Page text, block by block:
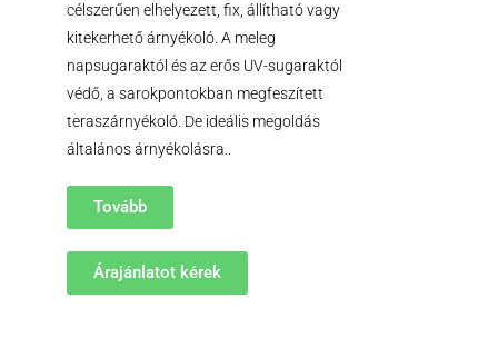
célszerűen elhelyezett, fix, állítható vagy
kitekerhető árnyékoló. A meleg
napsugaraktól és az erős UV-sugaraktól
védő, a sarokpontokban megfeszített
teraszárnyékoló. De ideális megoldás
általános árnyékolásra..
Tovább
Árajánlatot kérek